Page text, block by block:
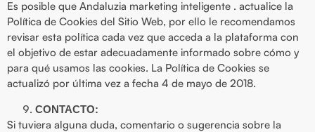
Es posible que Andaluzia marketing inteligente . actualice la
Política de Cookies del Sitio Web, por ello le recomendamos
revisar esta política cada vez que acceda a la plataforma con
el objetivo de estar adecuadamente informado sobre cómo y
para qué usamos las cookies. La Política de Cookies se
actualizó por última vez a fecha 4 de mayo de 2018.
CONTACTO:
Si tuviera alguna duda, comentario o sugerencia sobre la